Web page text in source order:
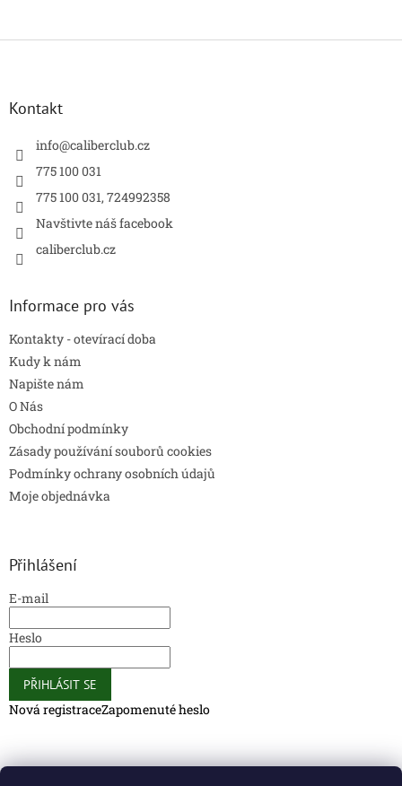
Kontakt
info@caliberclub.cz
775 100 031
775 100 031, 724992358
Navštivte náš facebook
caliberclub.cz
Informace pro vás
Kontakty - otevírací doba
Kudy k nám
Napište nám
O Nás
Obchodní podmínky
Zásady používání souborů cookies
Podmínky ochrany osobních údajů
Moje objednávka
Přihlášení
E-mail
Heslo
PŘIHLÁSIT SE
Nová registraceZapomenuté heslo